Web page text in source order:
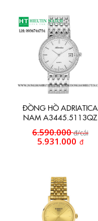
ĐỒNG HỒ ADRIATICA
NAM A3445.5113QZ
6.590.000đ/cái
5.931.000 đ